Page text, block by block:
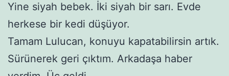
Yine siyah bebek. İki siyah bir sarı. Evde
herkese bir kedi düşüyor.
Tamam Lulucan, konuyu kapatabilirsin artık.
Sürünerek geri çıktım. Arkadaşa haber